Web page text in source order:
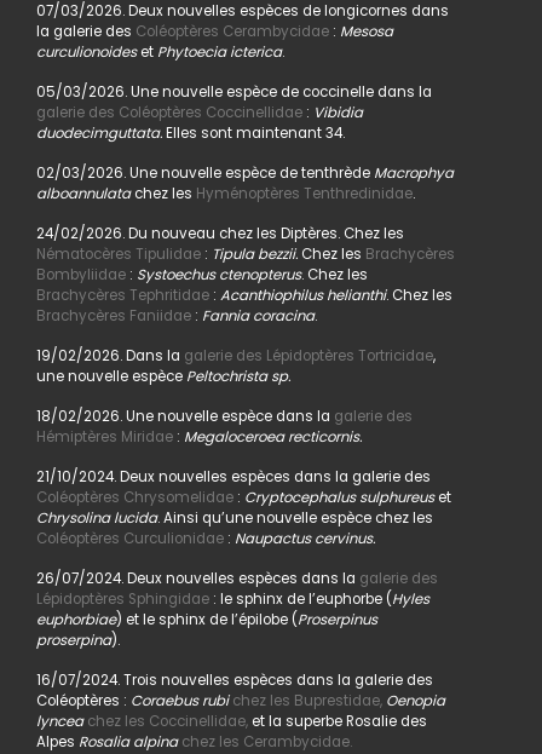
07/03/2026. Deux nouvelles espèces de longicornes dans
la galerie des Coléoptères Cerambycidae: Mesosa
curculionoideset Phytoecia icterica.
05/03/2026. Une nouvelle espèce de coccinelle dans la
galerie des Coléoptères Coccinellidae: Vibidia
duodecimguttata.Elles sont maintenant 34.
02/03/2026. Une nouvelle espèce de tenthrède Macrophya
alboannulatachez les Hyménoptères Tenthredinidae.
24/02/2026. Du nouveau chez les Diptères. Chez les
Nématocères Tipulidae: Tipula bezzii. Chez les Brachycères
Bombyliidae: Systoechus ctenopterus. Chez les
Brachycères Tephritidae: Acanthiophilus helianthi. Chez les
Brachycères Faniidae: Fannia coracina.
19/02/2026. Dans la galerie des Lépidoptères Tortricidae,
une nouvelle espèce Peltochrista sp.
18/02/2026. Une nouvelle espèce dans la galerie des
Hémiptères Miridae: Megaloceroea recticornis.
21/10/2024. Deux nouvelles espèces dans la galerie des
Coléoptères Chrysomelidae: Cryptocephalus sulphureuset
Chrysolina lucida. Ainsi qu’une nouvelle espèce chez les
Coléoptères Curculionidae : Naupactus cervinus.
26/07/2024. Deux nouvelles espèces dans la galerie des
Lépidoptères Sphingidae: le sphinx de l’euphorbe (Hyles
euphorbiae) et le sphinx de l’épilobe (Proserpinus
proserpina).
16/07/2024. Trois nouvelles espèces dans la galerie des
Coléoptères : Coraebus rubi chez les Buprestidae, Oenopia
lyncea chez les Coccinellidae,et la superbe Rosalie des
Alpes Rosalia alpina chez les Cerambycidae.